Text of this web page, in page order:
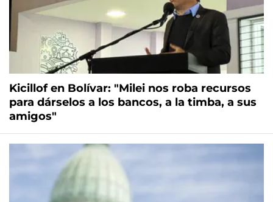
Kicillof en Bolívar: "Milei nos roba recursos
para dárselos a los bancos, a la timba, a sus
amigos"